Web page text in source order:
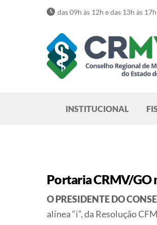
das 09h às 12h e das 13h às 17h
INSTITUCIONAL
Portaria CRMV/GO
O PRESIDENTE DO
alínea “i”, da Resolução